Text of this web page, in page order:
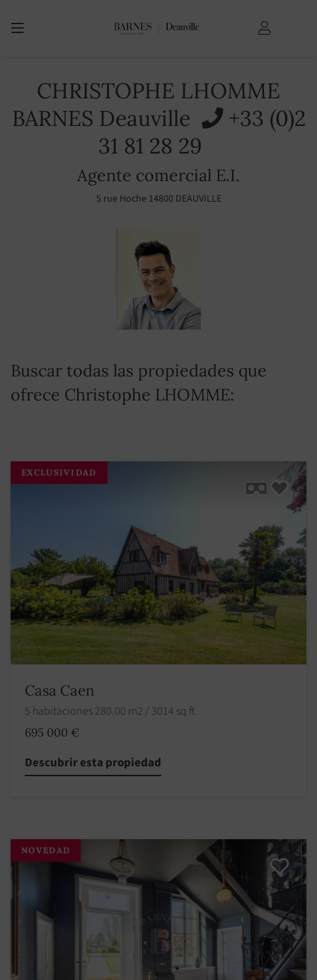
CHRISTOPHE LHOMME
BARNES Deauville
+33 (0)2
31 81 28 29
Agente comercial E.I.
5 rue Hoche 14800 DEAUVILLE
Buscar todas las propiedades que
ofrece Christophe LHOMME:
EXCLUSIVIDAD
Casa Caen
5 habitaciones 280.00 m2 / 3014 sq ft
695 000 €
Descubrir esta propiedad
NOVEDAD